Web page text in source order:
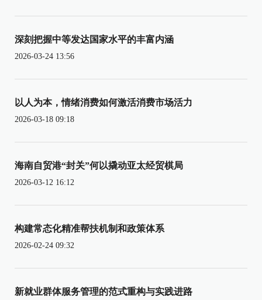
深刻把握中等发达国家水平的丰富内涵
2026-03-24 13:56
以人为本，情绪消费如何激活消费市场活力
2026-03-18 09:18
海南自贸港“封关”何以撬动亚太经贸棋局
2026-03-12 16:12
构建常态化精准帮扶机制和政策体系
2026-02-24 09:32
新就业群体服务管理的范式重构与实践进路